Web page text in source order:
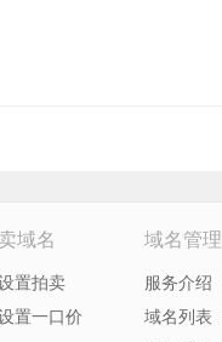
域名
置拍卖
置一口价
域名管理
服务介绍
域名列表